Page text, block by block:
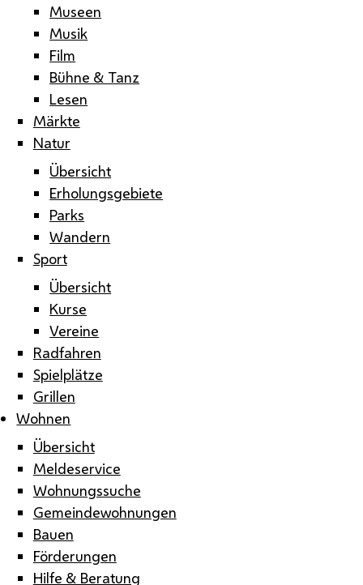
Museen
Musik
Film
Bühne & Tanz
Lesen
Märkte
Natur
Übersicht
Erholungsgebiete
Parks
Wandern
Sport
Übersicht
Kurse
Vereine
Radfahren
Spielplätze
Grillen
Wohnen
Übersicht
Meldeservice
Wohnungssuche
Gemeindewohnungen
Bauen
Förderungen
Hilfe & Beratung